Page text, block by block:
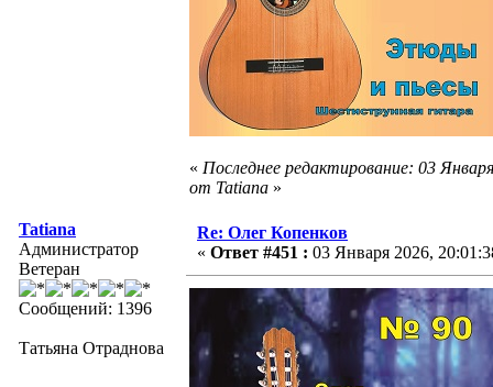
« Последнее редактирование: 03
от Tatiana »
Tatiana
Администратор
Ветеран
Сообщений: 1396
Татьяна Отраднова
Re: Олег Копенков
« Ответ #451 : 03 Января 2026,